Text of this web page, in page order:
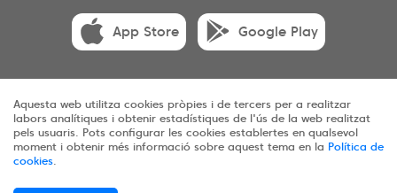
App Store Google Play
© 2025 aparca&go Tots els drets reservats
Privadesa
Termes i condicions
Cookies
Mapa web
Aquesta web utilitza cookies pròpies i de tercers per a realitzar
labors analítiques i obtenir estadístiques de l'ús de la web realitzat
pels usuaris. Pots configurar les cookies establertes en qualsevol
moment i obtenir més informació sobre aquest tema en la Política de
cookies.